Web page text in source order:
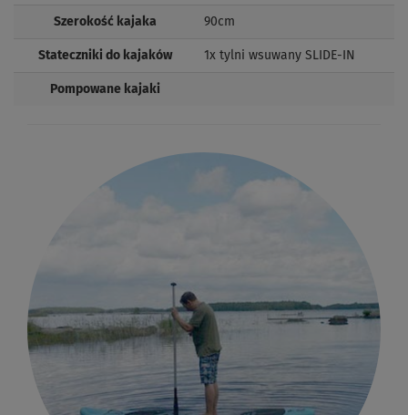
Szerokość kajaka 90cm
Stateczniki do kajaków 1x tylni wsuwany SLIDE-IN
Pompowane kajaki